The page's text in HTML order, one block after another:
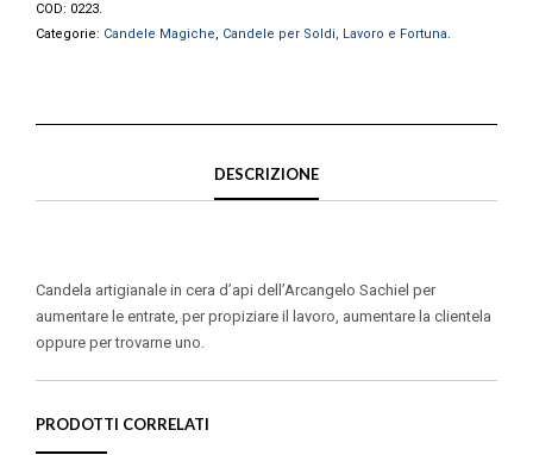
COD: 0223.
Categorie: Candele Magiche, Candele per Soldi, Lavoro e Fortuna.
DESCRIZIONE
Candela artigianale in cera d’api dell’Arcangelo Sachiel per
aumentare le entrate, per propiziare il lavoro, aumentare la clientela
oppure per trovarne uno.
PRODOTTI CORRELATI